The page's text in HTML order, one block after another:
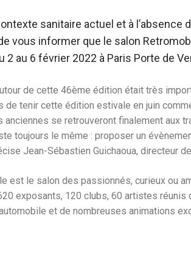
sanitaire actuel et à l’absence
vous informer que le salon
2 au 6 février 2022 à Paris Porte de
de cette 46ème édition était très
de tenir cette édition estivale en juin
anciennes se retrouveront finalement aux
toujours le même : proposer un
Jean-Sébastien Guichaoua, directeur
est le salon des passionnés, curieux ou
exposants, 120 clubs, 60 artistes réunis
et de nombreuses animations